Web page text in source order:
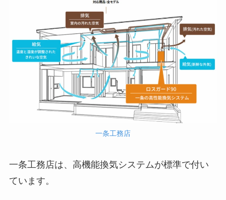
一条工務店
一条工務店は、高機能換気システムが標準で付い
ています。